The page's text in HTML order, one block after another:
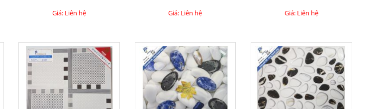
Giá: Liên hệ Giá: Liên hệ Giá: Liên hệ